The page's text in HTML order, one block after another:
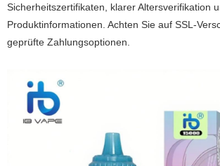
Sicherheitszertifikaten, klarer Altersverifikation
Produktinformationen. Achten Sie auf SSL-
geprüfte Zahlungsoptionen.